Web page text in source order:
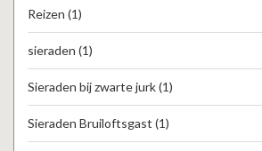
Reizen (1)
sieraden (1)
Sieraden bij zwarte jurk(1)
Sieraden Bruiloftsgast (1)